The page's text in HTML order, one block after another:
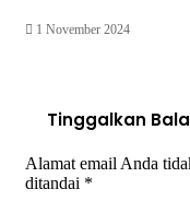
1 November 2024
Tinggalkan
Alamat email Anda
ditandai *